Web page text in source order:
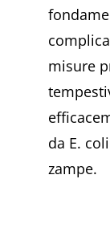
misure
da E.
zampe.